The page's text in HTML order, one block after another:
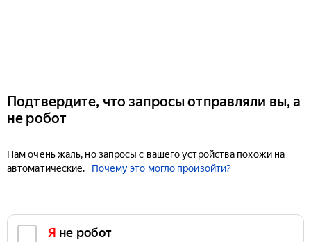
Подтвердите, что запросы отправляли вы, а
не робот
Нам очень жаль, но запросы с вашего устройства похожи на
автоматические.
Почему это могло произойти?
Я не робот